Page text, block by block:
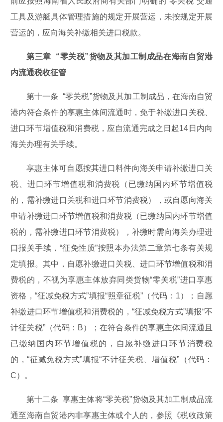
工具及游艇具体管理措施的规定开展营运，未按规定开展
营运的，应向海关补缴相关进口税款。
第三章 “零关税”货物及其加工制成品在海南自贸港
内流通税收征管
第十一条 “零关税”货物及其加工制成品，在海南自贸
港内符合条件的享惠主体间流通时，免于补缴进口关税、
进口环节增值税和消费税，应自流通完成之日起14日内向
海关办理有关手续。
享惠主体可自愿按其进口料件向海关申请补缴进口关
税、进口环节增值税和消费税（已缴纳国内环节增值税
的，需补缴进口关税和进口环节消费税），或自愿向海关
申请补缴进口环节增值税和消费税（已缴纳国内环节增值
税的，需补缴进口环节消费税），补缴时需向海关办理进
口报关手续，“征免性质”按照本办法第二章第七条有关规
定填报。其中，自愿补缴进口关税、进口环节增值税和消
费税的，不视为享惠主体放弃同类货物“零关税”进口享惠
资格，“征减免税方式”填报“照章征税”（代码：1）；自愿
补缴进口环节增值税和消费税的，“征减免税方式”填报“不
计征关税”（代码：B）；在符合条件的享惠主体间流通且
已缴纳国内环节增值税的，自愿补缴进口环节消费税
的，“征减免税方式”填报“不计征关税、增值税”（代码：
C）。
第十二条 享惠主体将“零关税”货物及其加工制成品流
通至海南自贸港内非享惠主体或个人的，参照《税收政策